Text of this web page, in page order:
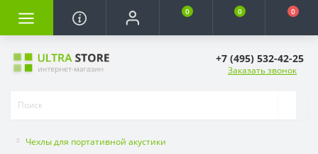
0 0 0
+7 (495) 532-42-25
Заказать звонок
Чехлы для портативной акустики